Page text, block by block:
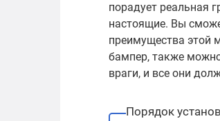
порадует реальная
настоящие. Вы
преимущества этой
бампер, также
враги, и все они
Порядок